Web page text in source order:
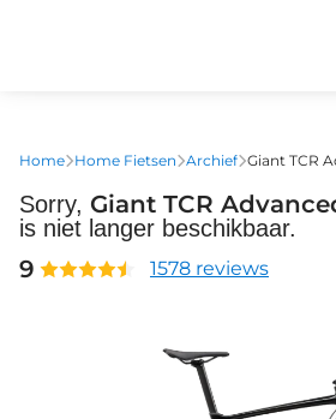
gaan
Home Home Fietsen Archief Giant TCR
Sorry, Giant TCR
is niet langer beschikbaar.
9 1578 reviews